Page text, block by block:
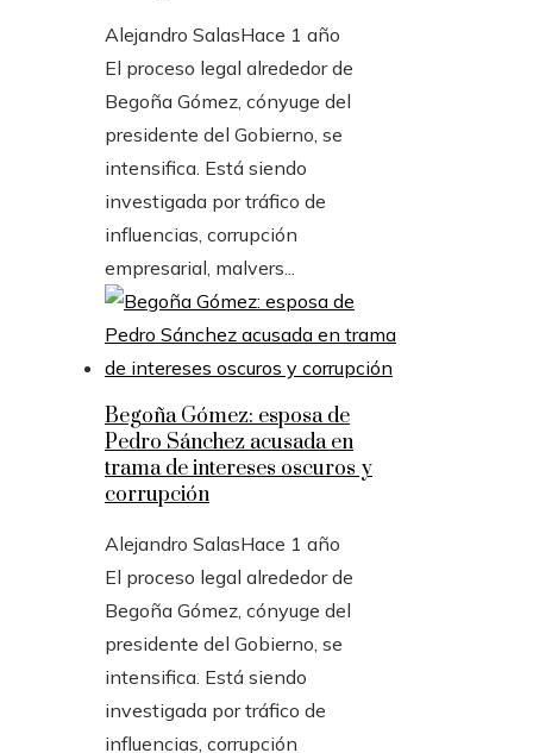
Alejandro SalasHace 1 año
El proceso legal alrededor de
Begoña Gómez, cónyuge del
presidente del Gobierno, se
intensifica. Está siendo
investigada por tráfico de
influencias, corrupción
empresarial, malvers...
Begoña Gómez: esposa de
Pedro Sánchez acusada en
trama de intereses oscuros y
corrupción
Alejandro SalasHace 1 año
El proceso legal alrededor de
Begoña Gómez, cónyuge del
presidente del Gobierno, se
intensifica. Está siendo
investigada por tráfico de
influencias, corrupción